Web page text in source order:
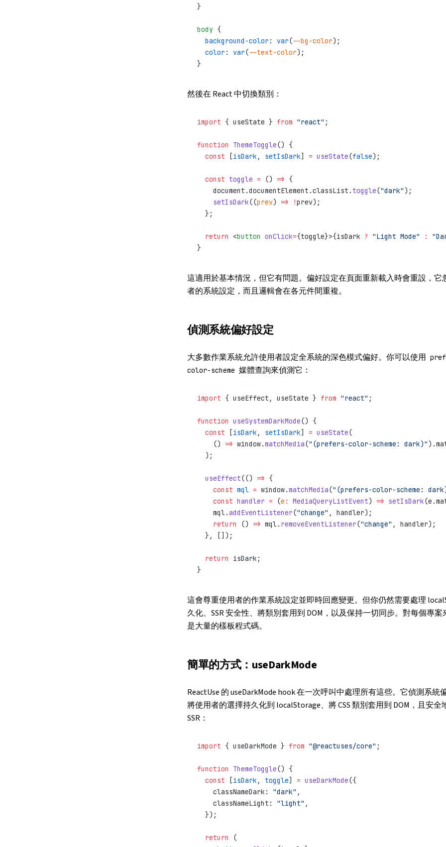
}
body {
  background-color
: var(--bg-color);
  color
: var(--text-color);
}
然後在 React 中切換類別：
import { useState } from "react" ;
function ThemeToggle() {
  const
[isDark , setIsDark] = useState(false);
  const
toggle = () => {
    document.documentElement.classList.
toggle("dark");
    setIsDark
((prev) => !prev);
  };
  return
<button onClick={toggle}>{isDark ? "Light Mode" :
}
這適用於基本情況，但它有問題。偏好設定在頁面重新載入時會重設，它
者的系統設定，而且邏輯會在各元件間重複。
偵測系統偏好設定
大多數作業系統允許使用者設定全系統的深色模式偏好。你可以使用
color-scheme 媒體查詢來偵測它：
import { useEffect, useState } from "react" ;
function useSystemDarkMode() {
  const
[isDark , setIsDark] = useState(
    ()
=> window.matchMedia("(prefers-color-scheme: dark)"
  );
  useEffect
(() => {
    const
mql = window.matchMedia("(prefers-color-scheme:
    const
handler = (e : MediaQueryListEvent) => setIsDark
    mql.
addEventListener("change" , handler);
    return
() => mql. removeEventListener("change" , handler);
  }, []);
  return
isDark;
}
這會尊重使用者的作業系統設定並即時回應變更。但你仍然需要處理
久化、SSR 安全性、將類別套用到 DOM，以及保持一切同步。對每個專案
是大量的樣板程式碼。
簡單的方式：useDarkMode
ReactUse 的useDarkMode hook 在一次呼叫中處理所有這些。它偵測系統
將使用者的選擇持久化到 localStorage、將 CSS 類別套用到 DOM，且安全
SSR：
import { useDarkMode } from "@reactuses/core" ;
function ThemeToggle() {
  const
[isDark , toggle] = useDarkMode({
    classNameDark:
"dark" ,
    classNameLight:
"light" ,
  });
  return
(